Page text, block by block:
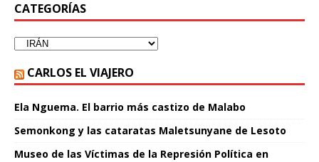
CATEGORÍAS
CARLOS EL VIAJERO
Ela Nguema. El barrio más castizo de Malabo
Semonkong y las cataratas Maletsunyane de Lesoto
Museo de las Víctimas de la Represión Política en